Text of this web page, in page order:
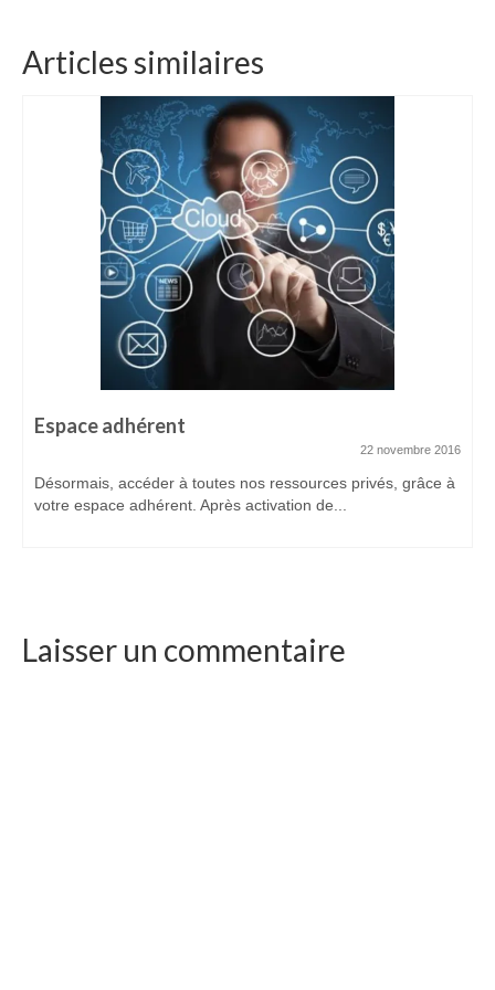
Devenir adhérent
Espace adhérent
ACTUALITÉS
CONTACTEZ-NOUS
Articles similaires
Espace adhérent
22 novembre 2016
Désormais, accéder à toutes nos ressources privés, grâce à
votre espace adhérent. Après activation de...
Laisser un commentaire